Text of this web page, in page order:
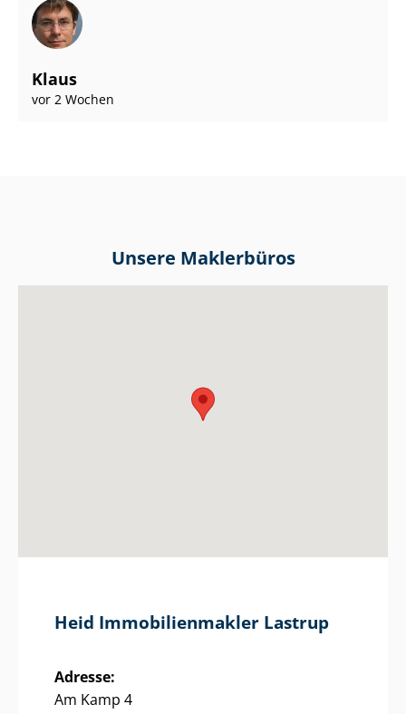
Klaus
vor 2 Wochen
Unsere Maklerbüros
Heid Im­mo­bi­li­en­mak­ler Lastrup
Adresse:
Am Kamp 4